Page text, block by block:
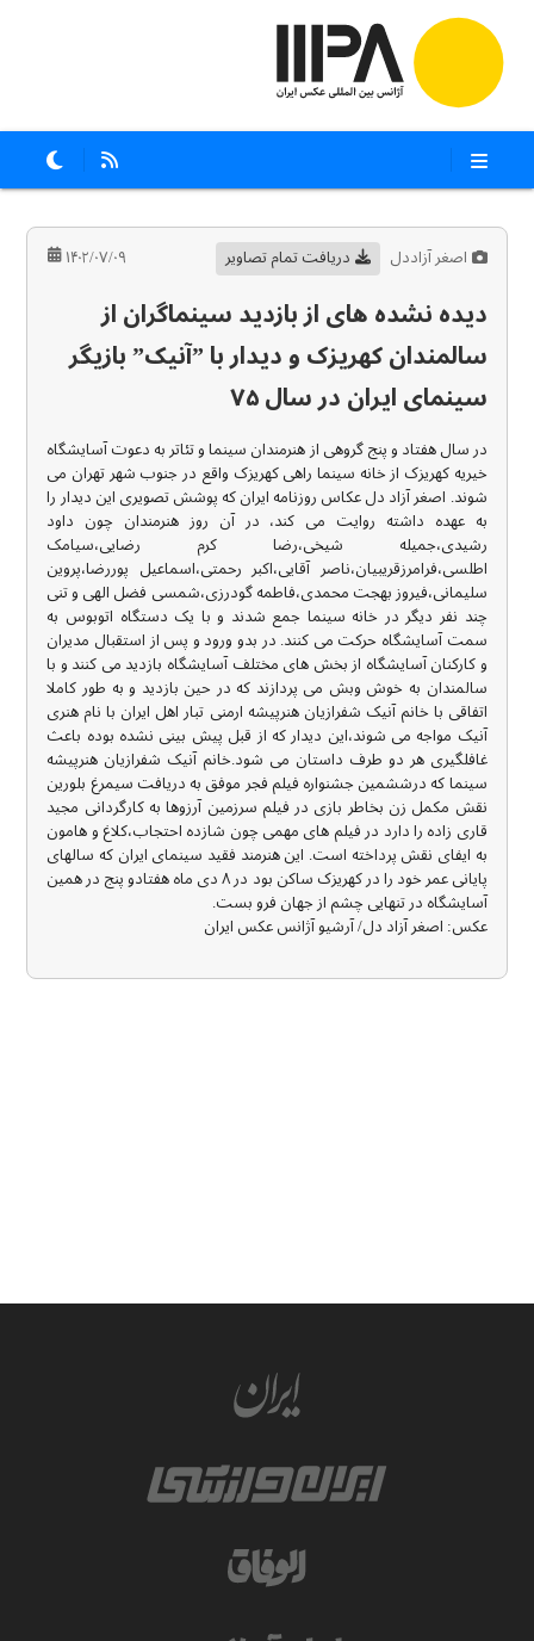
اصغر آزاددل دریافت تمام تصاویر ۱۴۰۲/۰۷/۰۹
دیده نشده های از بازدید سینماگران از
سالمندان کهریزک و دیدار با ”آنیک” بازیگر
سینمای ایران در سال ۷۵
در سال هفتاد و پنج گروهی از هنرمندان سینما و تئاتر به دعوت آسایشگاه
خیریه کهریزک از خانه سینما راهی کهریزک واقع در جنوب شهر تهران می
شوند. اصغر آزاد دل عکاس روزنامه ایران که پوشش تصویری این دیدار را
به عهده داشته روایت می کند، در آن روز هنرمندان چون داود
رشیدی،جمیله شیخی،رضا کرم رضایی،سیامک
اطلسی،فرامرزقریبیان،ناصر آقایی،اکبر رحمتی،اسماعیل پوررضا،پروین
سلیمانی،فیروز بهجت محمدی،فاطمه گودرزی،شمسی فضل الهی و تنی
چند نفر دیگر در خانه سینما جمع شدند و با یک دستگاه اتوبوس به
سمت آسایشگاه حرکت می کنند. در بدو ورود و پس از استقبال مدیران
و کارکنان آسایشگاه از بخش های مختلف آسایشگاه بازدید می کنند و با
سالمندان به خوش وبش می پردازند که در حین بازدید و به طور کاملا
اتفاقی با خانم آنیک شفرازیان هنرپیشه ارمنی تبار اهل ایران با نام هنری
آنیک مواجه می شوند،این دیدار که از قبل پیش بینی نشده بوده باعث
غافلگیری هر دو طرف داستان می شود.خانم آنیک شفرازیان هنرپیشه
سینما که درششمین جشنواره فیلم فجر موفق به دریافت سیمرغ بلورین
نقش مکمل زن بخاطر بازی در فیلم سرزمین آرزوها به کارگردانی مجید
قاری زاده را دارد در فیلم های مهمی چون شازده احتجاب،کلاغ و هامون
به ایفای نقش پرداخته است. این هنرمند فقید سینمای ایران که سالهای
پایانی عمر خود را در کهریزک ساکن بود در ۸ دی ماه هفتادو پنج در همین
آسایشگاه در تنهایی چشم از جهان فرو بست.
عکس: اصغر آزاد دل/ آرشیو آژانس عکس ایران